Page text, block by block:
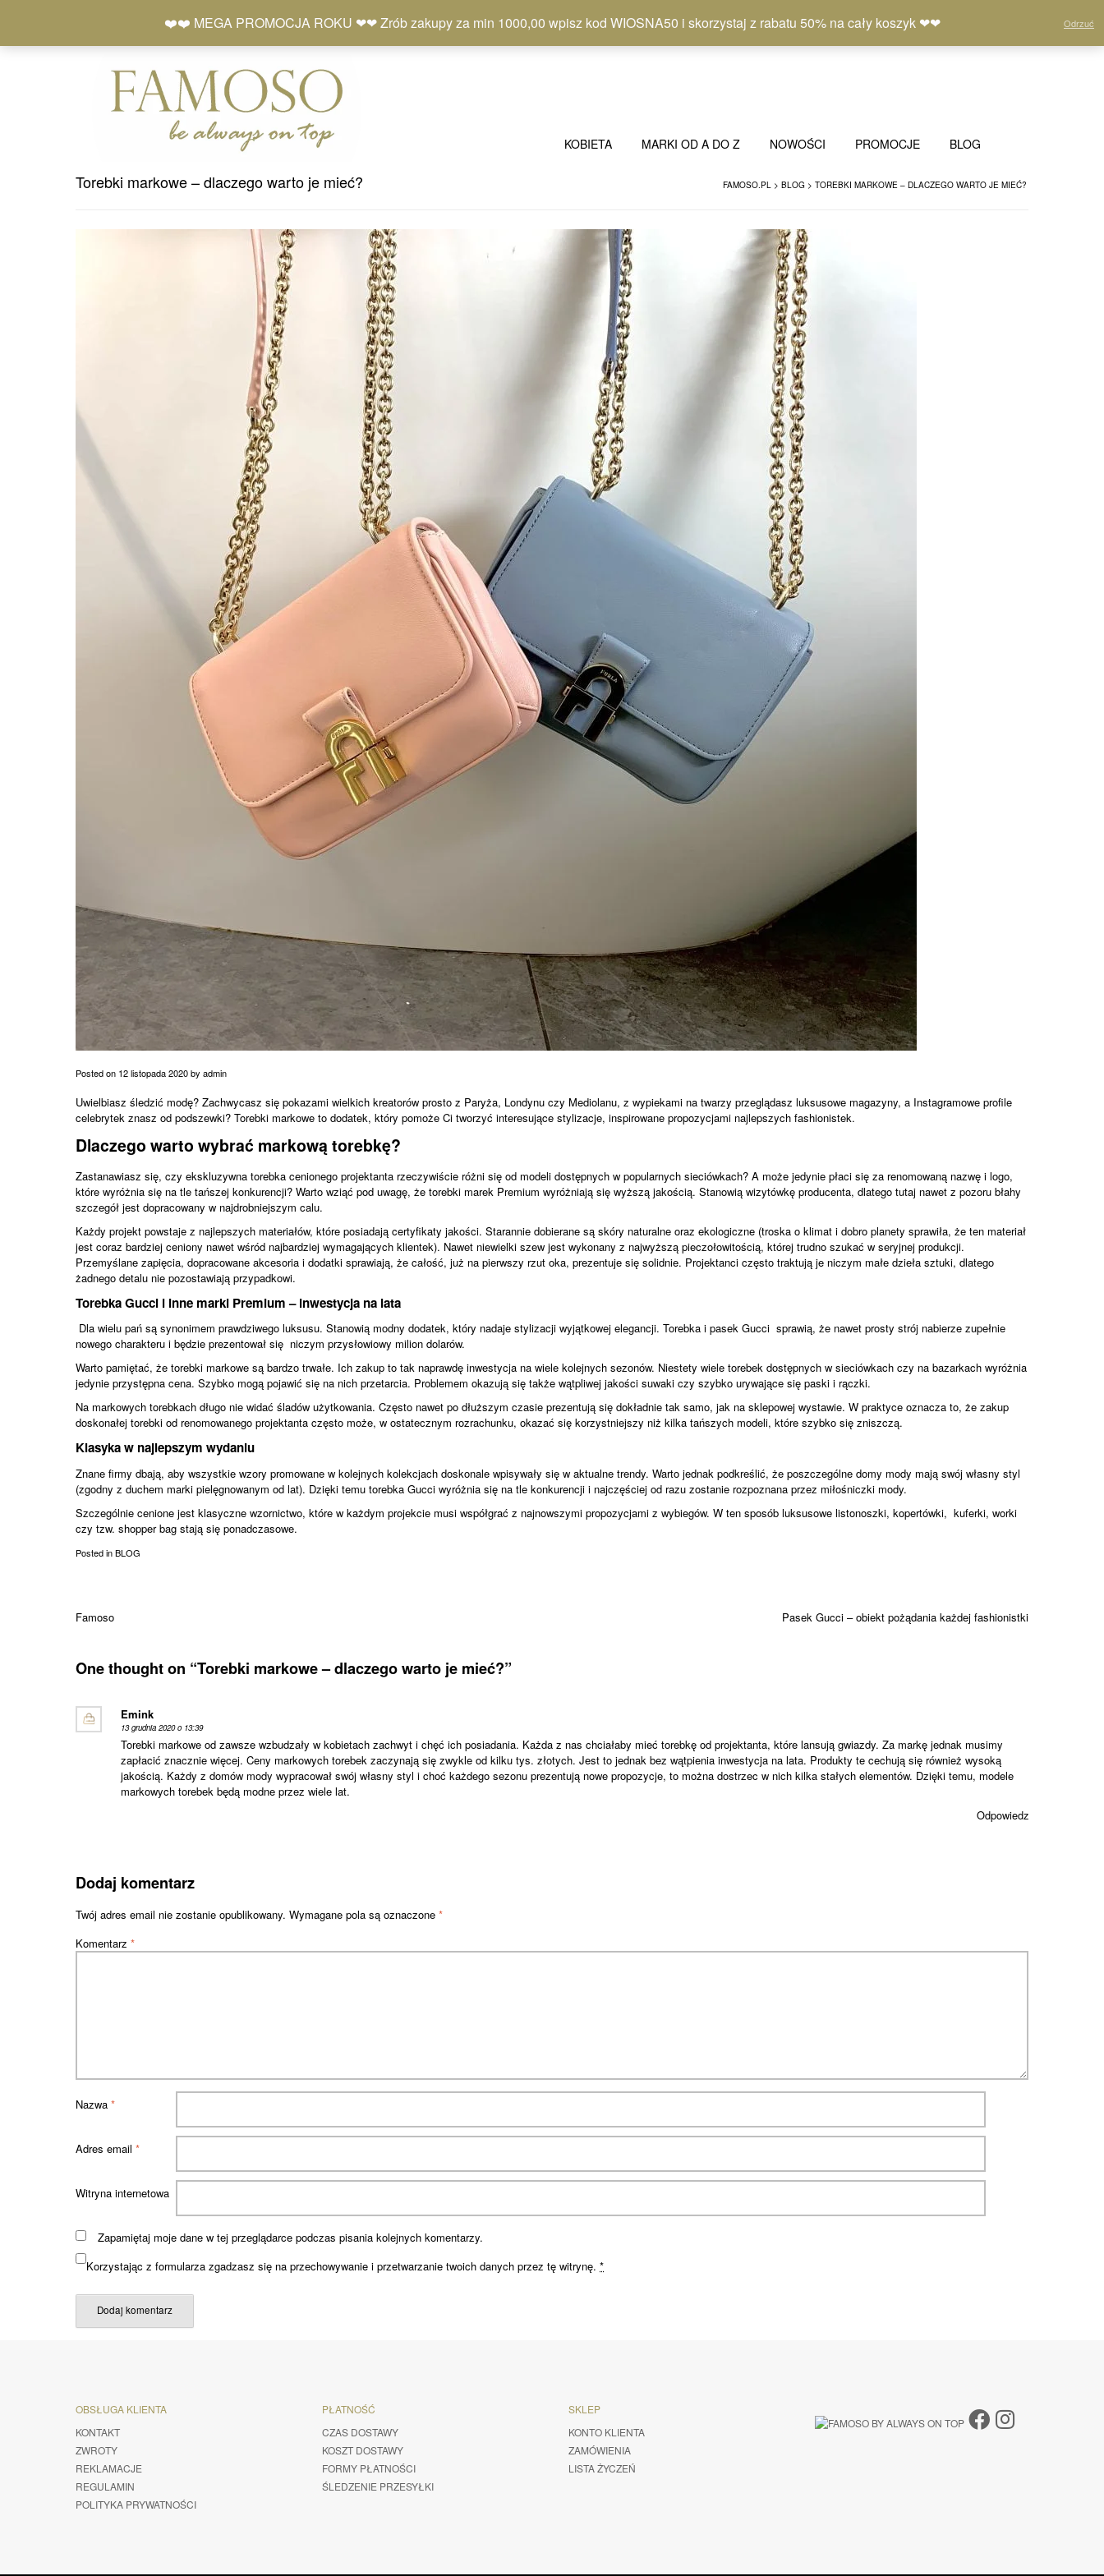
❤️❤️ MEGA PROMOCJA ROKU ❤❤ Zrób zakupy za min 1000,00 wpisz kod WIOSNA50 i skorzystaj z rabatu 50% na cały koszyk ❤❤ Odrzuć
content
Moje
+48 577 401 777
KOBIETA MARKI OD A DO Z NOWOŚCI PROMOCJE BLOG
Torebki markowe – dlaczego warto je mieć? FAMOSO.PL > BLOG > TOREBKI MARKOWE – DLACZEGO WARTO JE MIEĆ?
Posted on 12 listopada 2020by admin
Uwielbiasz śledzić modę? Zachwycasz się pokazami wielkich kreatorów prosto z Paryża, Londynu czy Mediolanu, z wypiekami na twarzy przeglądasz luksusowe magazyny, a Instagramowe profile
celebrytek znasz od podszewki? Torebki markowe to dodatek, który pomoże Ci tworzyć interesujące stylizacje, inspirowane propozycjami najlepszych fashionistek.
Dlaczego warto wybrać markową torebkę?
Zastanawiasz się, czy ekskluzywna torebka cenionego projektanta rzeczywiście różni się od modeli dostępnych w popularnych sieciówkach? A może jedynie płaci się za renomowaną nazwę i logo,
które wyróżnia się na tle tańszej konkurencji? Warto wziąć pod uwagę, że torebki marek Premium wyróżniają się wyższą jakością. Stanowią wizytówkę producenta, dlatego tutaj nawet z pozoru błahy
szczegół jest dopracowany w najdrobniejszym calu.
Każdy projekt powstaje z najlepszych materiałów, które posiadają certyfikaty jakości. Starannie dobierane są skóry naturalne oraz ekologiczne (troska o klimat i dobro planety sprawiła, że ten materiał
jest coraz bardziej ceniony nawet wśród najbardziej wymagających klientek). Nawet niewielki szew jest wykonany z najwyższą pieczołowitością, której trudno szukać w seryjnej produkcji.
Przemyślane zapięcia, dopracowane akcesoria i dodatki sprawiają, że całość, już na pierwszy rzut oka, prezentuje się solidnie. Projektanci często traktują je niczym małe dzieła sztuki, dlatego
żadnego detalu nie pozostawiają przypadkowi.
Torebka Gucci i inne marki Premium – inwestycja na lata
Dla wielu pań są synonimem prawdziwego luksusu. Stanowią modny dodatek, który nadaje stylizacji wyjątkowej elegancji. Torebka i pasek Gucci sprawią, że nawet prosty strój nabierze zupełnie
nowego charakteru i będzie prezentował się niczym przysłowiowy milion dolarów.
Warto pamiętać, że torebki markowe są bardzo trwałe. Ich zakup to tak naprawdę inwestycja na wiele kolejnych sezonów. Niestety wiele torebek dostępnych w sieciówkach czy na bazarkach wyróżnia
jedynie przystępna cena. Szybko mogą pojawić się na nich przetarcia. Problemem okazują się także wątpliwej jakości suwaki czy szybko urywające się paski i rączki.
Na markowych torebkach długo nie widać śladów użytkowania. Często nawet po dłuższym czasie prezentują się dokładnie tak samo, jak na sklepowej wystawie. W praktyce oznacza to, że zakup
doskonałej torebki od renomowanego projektanta często może, w ostatecznym rozrachunku, okazać się korzystniejszy niż kilka tańszych modeli, które szybko się zniszczą.
Klasyka w najlepszym wydaniu
Znane firmy dbają, aby wszystkie wzory promowane w kolejnych kolekcjach doskonale wpisywały się w aktualne trendy. Warto jednak podkreślić, że poszczególne domy mody mają swój własny styl
(zgodny z duchem marki pielęgnowanym od lat). Dzięki temu torebka Gucci wyróżnia się na tle konkurencji i najczęściej od razu zostanie rozpoznana przez miłośniczki mody.
Szczególnie cenione jest klasyczne wzornictwo, które w każdym projekcie musi współgrać z najnowszymi propozycjami z wybiegów. W ten sposób luksusowe listonoszki, kopertówki, kuferki, worki
czy tzw. shopper bag stają się ponadczasowe.
Posted inBLOG
Nawigacja
Famoso Pasek Gucci – obiekt pożądania każdej fashionistki
One thought on “Torebki markowe – dlaczego warto je mieć?”
Emink
13 grudnia 2020 o 13:39
Torebki markowe od zawsze wzbudzały w kobietach zachwyt i chęć ich posiadania. Każda z nas chciałaby mieć torebkę od projektanta, które lansują gwiazdy. Za markę jednak musimy
zapłacić znacznie więcej. Ceny markowych torebek zaczynają się zwykle od kilku tys. złotych. Jest to jednak bez wątpienia inwestycja na lata. Produkty te cechują się również wysoką
jakością. Każdy z domów mody wypracował swój własny styl i choć każdego sezonu prezentują nowe propozycje, to można dostrzec w nich kilka stałych elementów. Dzięki temu, modele
markowych torebek będą modne przez wiele lat.
Odpowiedz
Dodaj komentarz
Twój adres email nie zostanie opublikowany. Wymagane pola są oznaczone *
Komentarz *
Nazwa *
Adres email *
Witryna internetowa
Zapamiętaj moje dane w tej przeglądarce podczas pisania kolejnych komentarzy.
Korzystając z formularza zgadzasz się na przechowywanie i przetwarzanie twoich danych przez tę witrynę. *
OBSŁUGA KLIENTA
KONTAKT
ZWROTY
REKLAMACJE
REGULAMIN
POLITYKA PRYWATNOŚCI
PŁATNOŚĆ
CZAS DOSTAWY
KOSZT DOSTAWY
FORMY PŁATNOŚCI
ŚLEDZENIE PRZESYŁKI
SKLEP
KONTO KLIENTA
ZAMÓWIENIA
LISTA ŻYCZEŃ